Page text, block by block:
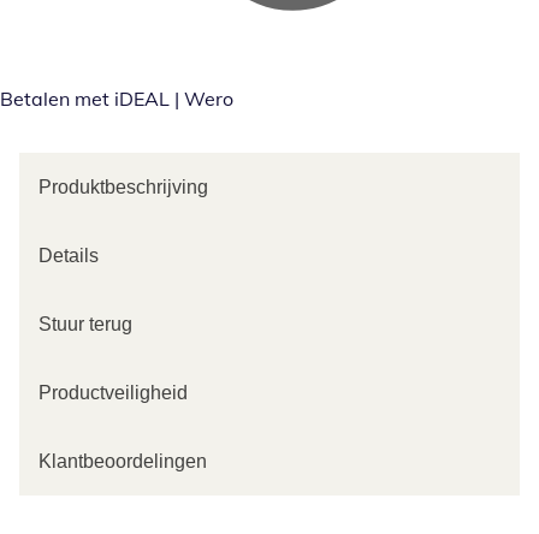
Betalen met iDEAL | Wero
Produktbeschrijving
Details
Stuur terug
Productveiligheid
Klantbeoordelingen